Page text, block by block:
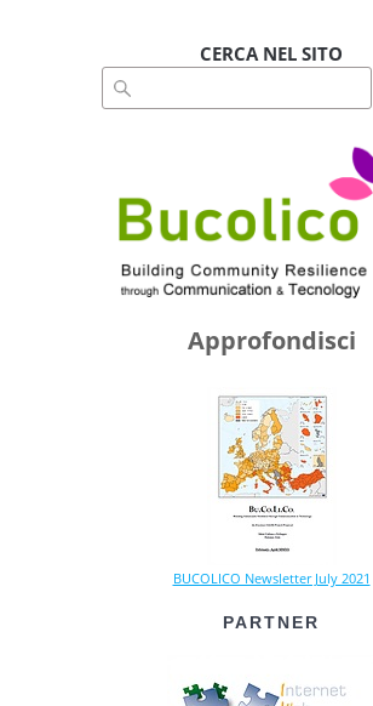
CERCA NEL SITO
Approfondisci
BUCOLICO Newsletter July 2021
PARTNER